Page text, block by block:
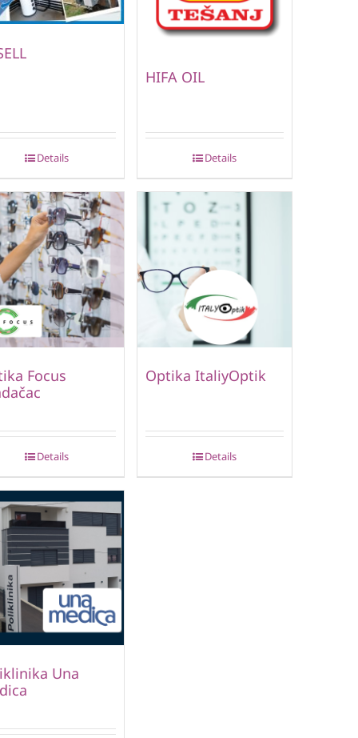
Details
HIFA OIL
Details
Focus
Details
Optika ItaliyOptik
Details
Una